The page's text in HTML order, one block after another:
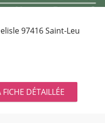
97416 Saint-Leu
FICHE DÉTAILLÉE